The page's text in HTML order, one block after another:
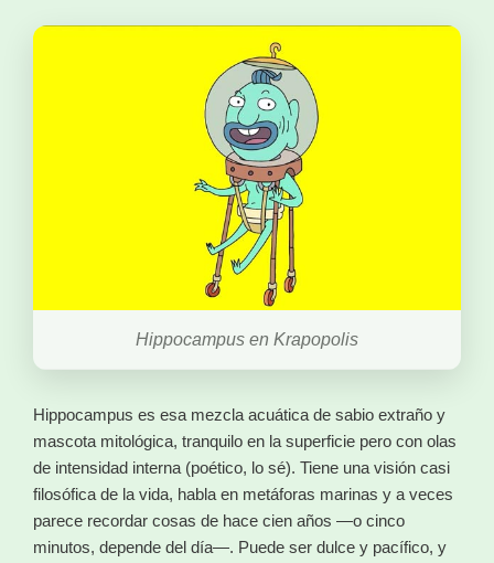
Hippocampus en Krapopolis
Hippocampus es esa mezcla acuática de sabio extraño y
mascota mitológica, tranquilo en la superficie pero con olas
de intensidad interna (poético, lo sé). Tiene una visión casi
filosófica de la vida, habla en metáforas marinas y a veces
parece recordar cosas de hace cien años —o cinco
minutos, depende del día—. Puede ser dulce y pacífico, y